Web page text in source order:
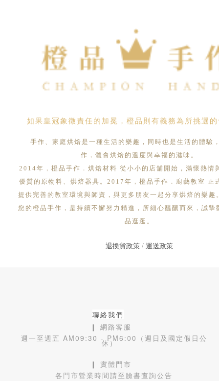
如果皇冠象徵責任的加冕，橙品則有義務為所挑選
手作、家庭烘焙是一種生活的樂趣，同時也是生活的體驗
作，體會烘焙的溫度與幸福的滋味。
2014年，橙品手作．烘焙材料 從小小的店舖開始，滿懷熱情
優質的原物料、烘焙器具。2017年，橙品手作．廚藝教室 正
提供完善的教室環境與師資，與更多朋友一起分享烘焙的樂趣
您的橙品手作，是持續不懈努力精進，所細心醞釀而來，誠摯
品逛逛。
退換貨政策/ 運送政策
聯絡我們
❙ 網路客服
週一至週五 AM09:30 - PM6:00（週日及國定假日公
休）
❙ 實體門市
各門市營業時間請至臉書查詢公告